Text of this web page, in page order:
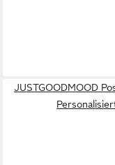
JUSTGOODMOOD